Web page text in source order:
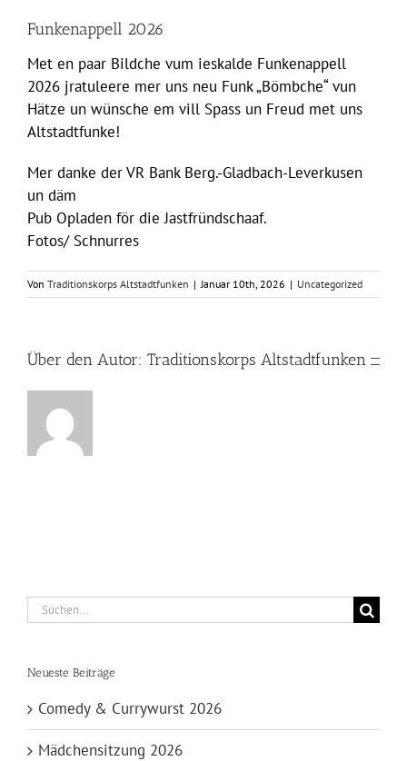
Funkenappell 2026
Met en paar Bildche vum ieskalde Funkenappell
2026 jratuleere mer uns neu Funk „Bömbche“ vun
Hätze un wünsche em vill Spass un Freud met uns
Altstadtfunke!
Mer danke der VR Bank Berg.-Gladbach-Leverkusen
un däm
Pub Opladen för die Jastfründschaaf.
Fotos/ Schnurres
Von Traditionskorps Altstadtfunken | Januar 10th, 2026 | Uncategorized
Über den Autor: Traditionskorps Altstadtfunken
Suche
nach:
Neueste Beiträge
Comedy & Currywurst 2026
Mädchensitzung 2026